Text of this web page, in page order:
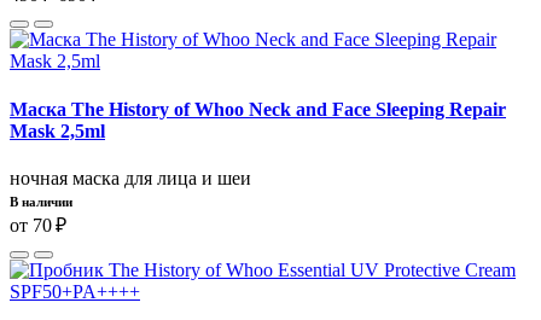
Маска The History of Whoo Neck and Face Sleeping Repair
Mask 2,5ml
ночная маска для лица и шеи
В наличии
от 70 ₽